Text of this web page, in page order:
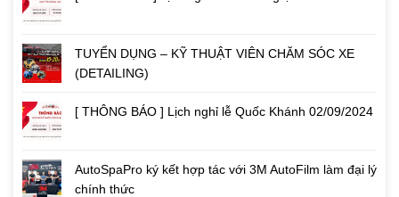
TUYỂN DỤNG – KỸ THUẬT VIÊN CHĂM SÓC XE
(DETAILING)
[ THÔNG BÁO ] Lịch nghỉ lễ Quốc Khánh 02/09/2024
AutoSpaPro ký kết hợp tác với 3M AutoFilm làm đại lý
chính thức